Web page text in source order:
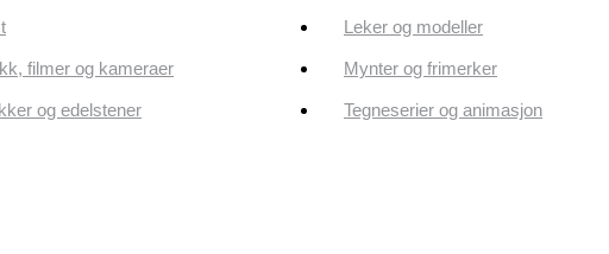
Leker og modeller
filmer og kameraer Mynter og frimerker
og edelstener Tegneserier og animasjon